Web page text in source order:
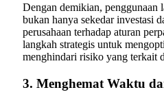
Dengan demikian, penggunaan
bukan hanya sekedar investasi
perusahaan terhadap aturan
langkah strategis untuk
menghindari risiko yang terkait
3. Menghemat Waktu